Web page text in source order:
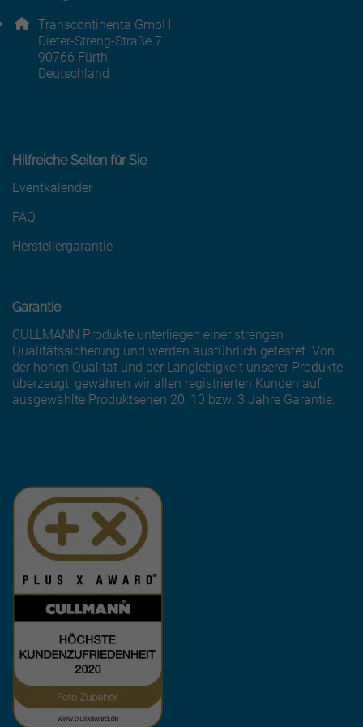
Adresse:
Transcontinenta GmbH
Dieter-Streng-Straße 7
90766 , 9 0 7 6 6
Fürth
Deutschland
Hilfreiche Seiten für Sie
Eventkalender
FAQ
Herstellergarantie
Garantie
CULLMANN Produkte unterliegen einer strengen
Qualitätssicherung und werden ausführlich getestet. Von
der hohen Qualität und der Langlebigkeit unserer Produkte
überzeugt, gewähren wir allen registrierten Kunden auf
ausgewählte Produktserien 20, 10 bzw. 3 Jahre Garantie.